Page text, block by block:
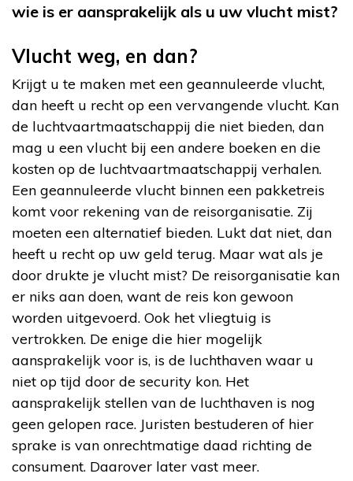
wie is er aansprakelijk als u uw vlucht mist?
Vlucht weg, en dan?
Krijgt u te maken met een geannuleerde vlucht,
dan heeft u recht op een vervangende vlucht. Kan
de luchtvaartmaatschappij die niet bieden, dan
mag u een vlucht bij een andere boeken en die
kosten op de luchtvaartmaatschappij verhalen.
Een geannuleerde vlucht binnen een pakketreis
komt voor rekening van de reisorganisatie. Zij
moeten een alternatief bieden. Lukt dat niet, dan
heeft u recht op uw geld terug. Maar wat als je
door drukte je vlucht mist? De reisorganisatie kan
er niks aan doen, want de reis kon gewoon
worden uitgevoerd. Ook het vliegtuig is
vertrokken. De enige die hier mogelijk
aansprakelijk voor is, is de luchthaven waar u
niet op tijd door de security kon. Het
aansprakelijk stellen van de luchthaven is nog
geen gelopen race. Juristen bestuderen of hier
sprake is van onrechtmatige daad richting de
consument. Daarover later vast meer.